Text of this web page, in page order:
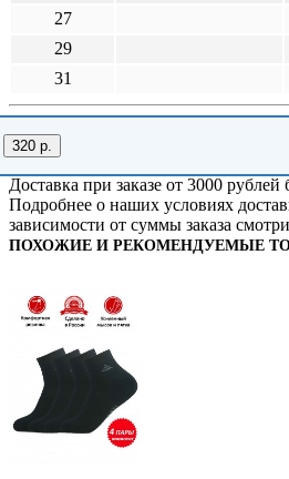
27
29
31
320 р.
Доставка при заказе от 3000 рублей
Подробнее о наших условиях
зависимости от суммы заказа
ПОХОЖИЕ И РЕКОМЕНДУЕМЫЕ